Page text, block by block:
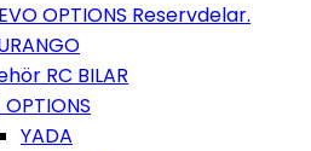
OPTIONS Reservdelar.
RC BILAR
OPTIONS
YADA